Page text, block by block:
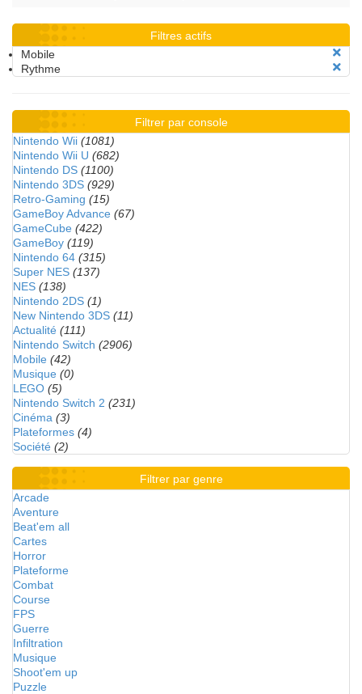
Filtres actifs
Mobile
Rythme
Filtrer par console
Nintendo Wii (1081)
Nintendo Wii U (682)
Nintendo DS (1100)
Nintendo 3DS (929)
Retro-Gaming (15)
GameBoy Advance (67)
GameCube (422)
GameBoy (119)
Nintendo 64 (315)
Super NES (137)
NES (138)
Nintendo 2DS (1)
New Nintendo 3DS (11)
Actualité (111)
Nintendo Switch (2906)
Mobile (42)
Musique (0)
LEGO (5)
Nintendo Switch 2 (231)
Cinéma (3)
Plateformes (4)
Société (2)
Filtrer par genre
Arcade
Aventure
Beat'em all
Cartes
Horror
Plateforme
Combat
Course
FPS
Guerre
Infiltration
Musique
Shoot'em up
Puzzle